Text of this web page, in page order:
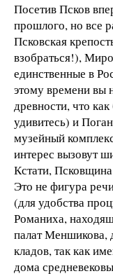
Посетив Псков
прошлого, но все
Псковская
взобраться!),
единственные в
этому времени вы
древности, что
удивитесь) и
музейный
интерес вызовут
Кстати,
Это не фигура
(для удобства
Романиха,
палат Меншикова,
кладов, так как
дома